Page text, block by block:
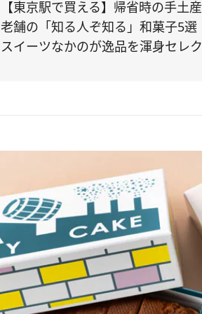
【東京駅で買える】帰省時の手土産
老舗の「知る人ぞ知る」和菓子5選
スイーツなかのが逸品を渾身セレ